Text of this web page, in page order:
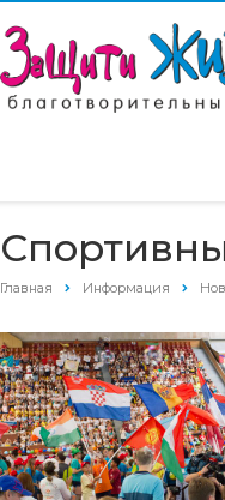
Главная Информация